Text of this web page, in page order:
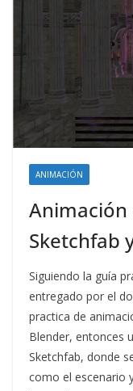
ANIMACIÓN
Animación
Sketchfab
Siguiendo la guía
entregado por el
practica de
Blender, entonces
Sketchfab, donde
como el escenario